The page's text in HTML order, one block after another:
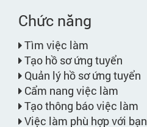
Chức năng
Tìm việc làm
Tạo hồ sơ ứng tuyển
Quản lý hồ sơ ứng tuyển
Cẩm nang việc làm
Tạo thông báo việc làm
Việc làm phù hợp với bạn